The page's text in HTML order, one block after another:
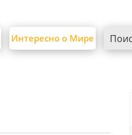
Интересно о Мире